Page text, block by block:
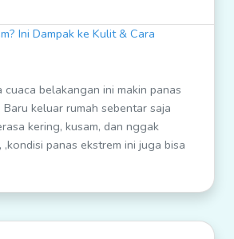
cuaca belakangan ini makin panas
keluar rumah sebentar saja
kering, kusam, dan nggak
,kondisi panas ekstrem ini juga bisa